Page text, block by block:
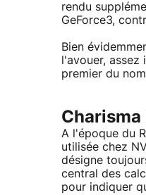
rendu
GeForce3,
Bien
l'avouer,
premier du
Charisma
A l'époque du
utilisée chez
désigne
central des
pour indiquer